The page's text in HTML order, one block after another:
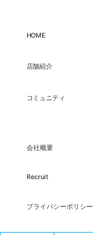
HOME
店舗紹介
コミュニティ
会社概要
Recruit
プライバシーポリシー